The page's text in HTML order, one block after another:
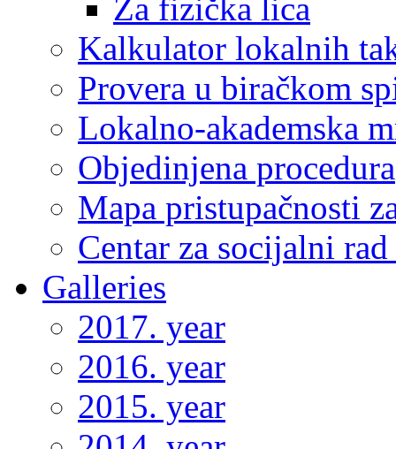
Za fizička lica
Kalkulator lokalnih
Provera u biračkom
Lokalno-akademska
Objedinjena procedura
Mapa pristupačnosti
Centar za socijalni
Galleries
2017. year
2016. year
2015. year